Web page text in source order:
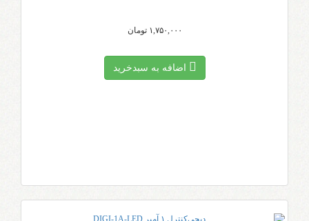
۱,۷۵۰,۰۰۰ تومان
اضافه به سبد‌خرید